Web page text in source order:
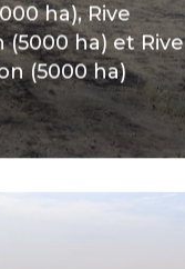
ha), Rive
ha) et Rive
(5000 ha)